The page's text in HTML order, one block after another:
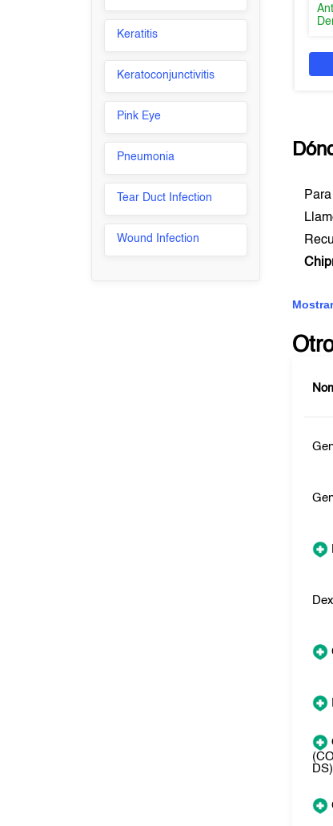
Keratitis
Keratoconjunctivitis
Pink Eye
Pneumonia
Tear Duct Infection
Wound Infection
DS)